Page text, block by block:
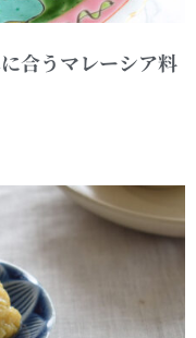
合うマレーシア料